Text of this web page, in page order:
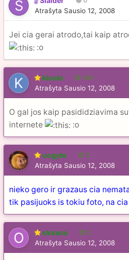
Atrašyta Sausio 12, 2008
Jei cia gerai atrodo,tai kaip
:o
kicule 104
Atrašyta Sausio 12, 2008
O gal jos kaip pasididziavima
internete
:o
uogyte 3
Atrašyta Sausio 12, 2008
nieko gero ir grazaus cia
tik pasijuoks is tokiu foto, na
oksana 2
Atrašyta Sausio 12, 2008